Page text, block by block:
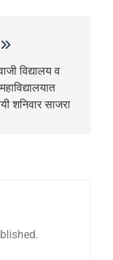
विद्यालय व
शनिवार साजरा